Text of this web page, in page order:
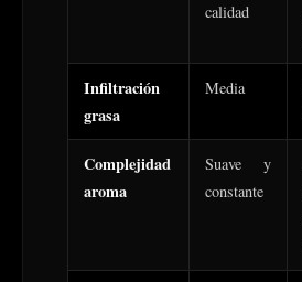
calidad
Infiltración
grasa
Media
Complejidad
aroma
Suave y
constante